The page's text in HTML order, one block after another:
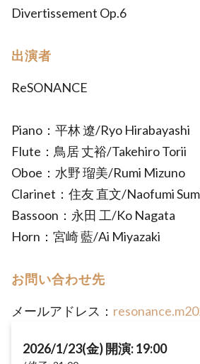
Divertissement Op.6
出演者
ReSONANCE
Piano：平林 遼/Ryo Hirabayashi
Flute：鳥居 丈裕/Takehiro Torii
Oboe：水野 瑠美/Rumi Mizuno
Clarinet：住友 直文/Naofumi
Bassoon：永田 工/Ko Nagata
Horn：宮崎 藍/Ai Miyazaki
お問い合わせ先
メールアドレス：
2026/1/23(金) 開演: 19:00